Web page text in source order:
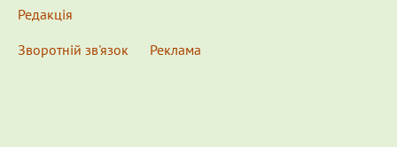
Редакція
Зворотній зв'язок
Реклама